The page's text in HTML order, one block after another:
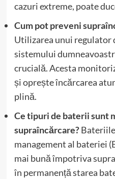
cazuri extreme, poate
Cum pot preveni
Utilizarea unui regulator
sistemului
crucială. Acesta
și oprește încărcarea
plină.
Ce tipuri de baterii sunt
supraîncărcare?Bateriile
management al bateriei
mai bună împotriva
în permanență starea